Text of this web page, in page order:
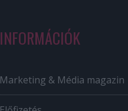
INFORMÁCIÓK
Marketing & Média magazin